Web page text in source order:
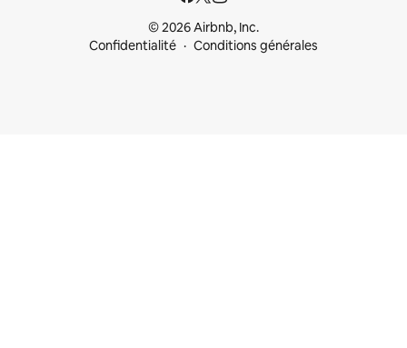
© 2026 Airbnb, Inc.
Confidentialité
Conditions générales